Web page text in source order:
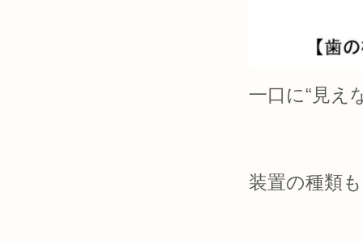
一口に“見え
装置の種類